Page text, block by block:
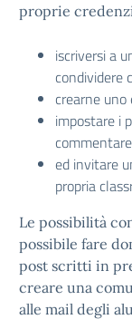
proprie
iscriversi a
condividere
crearne uno
impostare i
ed invitare
propria
Le possibilità
possibile fare
post scritti in
creare una
alle mail degli